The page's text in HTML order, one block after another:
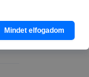
Mindet elfogadom